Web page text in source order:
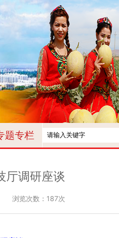
题专栏
厅调研座谈
浏览次数： 187次